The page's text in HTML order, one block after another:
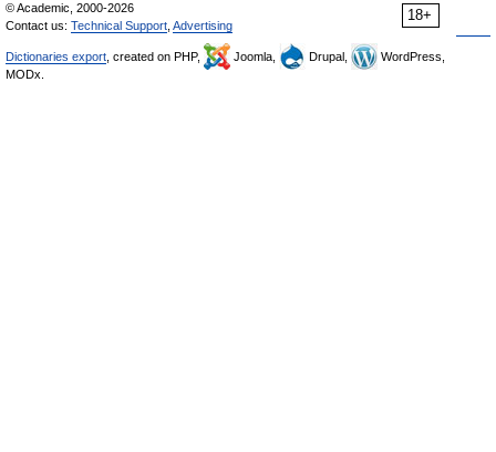
18+
© Academic, 2000-2026
Contact us: Technical Support Advertising
Dictionaries export , created on PHP, Joomla, Drupal,
WordPress,
MODx.